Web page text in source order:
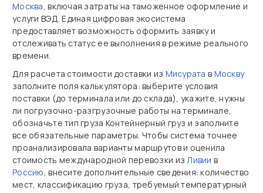
Москва, включая затраты на таможенное оформление и
услуги ВЭД. Единая цифровая экосистема
предоставляет возможность оформить заявку и
отслеживать статус ее выполнения в режиме реального
времени.
Для расчета стоимости доставки из Мисурата в Москву
заполните поля калькулятора: выберите условия
поставки (до терминала или до склада), укажите, нужны
ли погрузочно‑разгрузочные работы на терминале,
обозначьте тип груза Контейнерный груз и заполните
все обязательные параметры. Чтобы система точнее
проанализировала варианты маршрутов и оценила
стоимость международной перевозки изЛивии в
Россию, внесите дополнительные сведения: количество
мест, классификацию груза, требуемый температурный